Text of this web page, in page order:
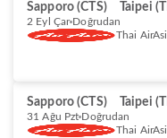
Sapporo (CTS) Taipei
2 Eyl Çar Doğrudan
Thai
Sapporo (CTS) Taipei
31 Ağu Pzt Doğrudan
Thai